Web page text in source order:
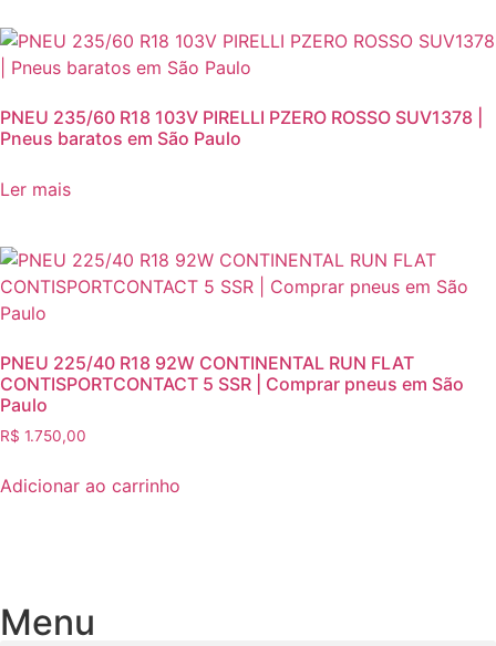
PNEU 235/60 R18 103V PIRELLI PZERO ROSSO SUV1378 |
Pneus baratos em São Paulo
Ler mais
PNEU 225/40 R18 92W CONTINENTAL RUN FLAT
CONTISPORTCONTACT 5 SSR | Comprar pneus em São
Paulo
R$ 1.750,00
Adicionar ao carrinho
Menu